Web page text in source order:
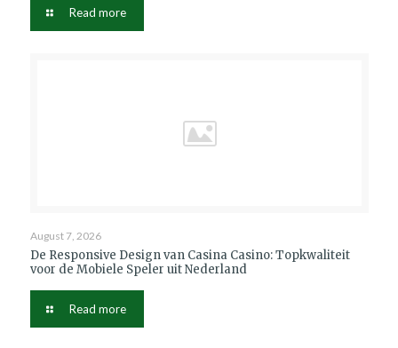
Read more
August 7, 2026
De Responsive Design van Casina Casino: Topkwaliteit
voor de Mobiele Speler uit Nederland
Read more